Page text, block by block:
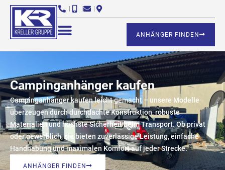
ANHÄNGER FINDEN
Campinganhänger kaufen
Campinganhänger kaufen leicht gemacht – unsere Modelle
überzeugen durch durchdachte Konstruktion, robuste
Materialien und höchste Sicherheit beim Transport. Ob privat
oder gewerblich, sie bieten zuverlässige Leistung, einfache
Handhabung und maximalen Komfort auf jeder Strecke.
ANHÄNGER FINDEN